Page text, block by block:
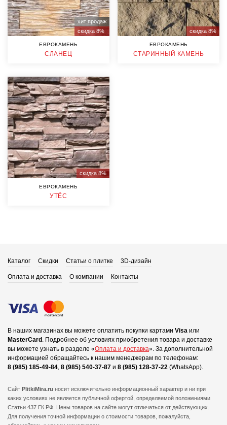
хит продаж
скидка 8%
ЕВРОКАМЕНЬ
СЛАНЕЦ
скидка 8%
ЕВРОКАМЕНЬ
СТАРИННЫЙ КАМЕНЬ
скидка 8%
ЕВРОКАМЕНЬ
УТЁС
Каталог Скидки Статьи о плитке 3D-дизайн
Оплата и доставка О компании Контакты
В наших магазинах вы можете оплатить покупки картами Visa или
MasterCard . Подробнее об условиях приобретения товара и доставке
вы можете узнать в разделе «Оплата и доставка». За дополнительной
информацией обращайтесь к нашим менеджерам по телефонам:
8 (985) 185-49-84, 8 (985) 540-37-87 и 8 (985) 128-37-22 (WhatsApp).
Сайт PlitkiMira.ru носит исключительно информационный характер и ни при
каких условиях не является публичной офертой, определяемой положениями
Статьи 437 ГК РФ. Цены товаров на сайте могут отличаться от действующих.
Для получения точной информации о стоимости товаров, пожалуйста,